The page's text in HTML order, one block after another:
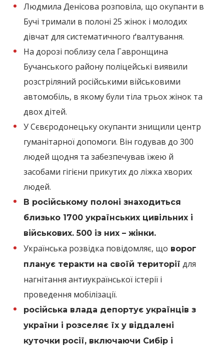
Людмила Денісова розповіла, що окупанти в
Бучі тримали в полоні 25 жінок і молодих
дівчат для систематичного ґвалтування.
На дорозі поблизу села Гавронщина
Бучанського району поліцейські виявили
розстріляний російськими військовими
автомобіль, в якому були тіла трьох жінок та
двох дітей.
У Сєвєродонецьку окупанти знищили центр
гуманітарної допомоги. Він годував до 300
людей щодня та забезпечував їжею й
засобами гігієни прикутих до ліжка хворих
людей.
В російському полоні знаходиться
близько 1700 українських цивільних і
військових. 500 із них – жінки.
Українська розвідка повідомляє, що ворог
планує теракти на своїй території для
нагнітання антиукраїнської істерії і
проведення мобілізації.
російська влада депортує українців з
україни і розселяє їх у віддалені
куточки росії, включаючи Сибір і